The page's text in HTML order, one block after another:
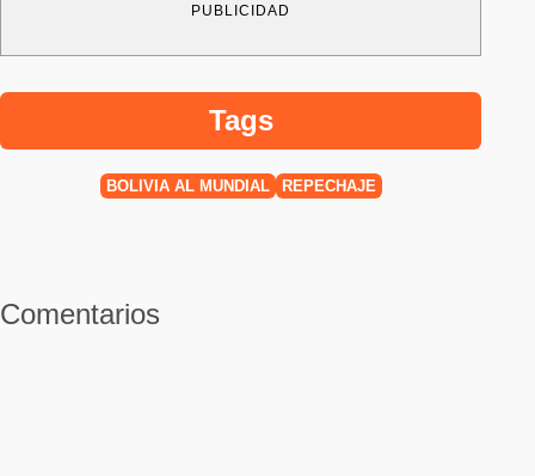
PUBLICIDAD
Tags
BOLIVIA AL MUNDIAL REPECHAJE
Comentarios